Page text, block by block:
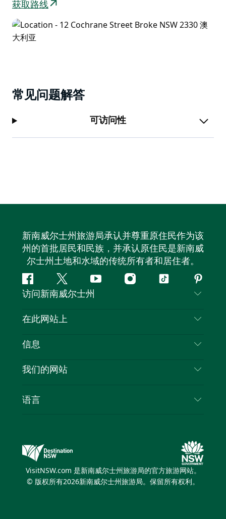
获取路线
常见问题解答
可访问性
新南威尔士州旅游局承认并尊重原住民作为该
州的首批居民和民族，并承认原住民是新南威
尔士州土地和水域的传统所有者和居住者。
Facebook叽
叽
喳
YouTubeInstagram
抖
访问新南威尔士州
联系我们
隐私
Cookie 通知
在此网站上
目的地
新南威尔士州公路旅行
活动
信息
旅行信息
新南威尔士州的商业
我们的网站
新南威尔士州旅游局媒体中心
缤纷悉尼灯光音乐节
语言
VisitNSW.com 是新南威尔士州旅游局的官方旅游网站。
© 版权所有2026新南威尔士州旅游局。保留所有权利。